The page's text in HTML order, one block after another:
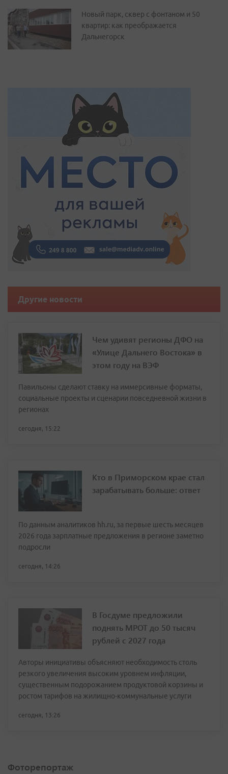
Новый парк, сквер с фонтаном и 50
квартир: как преображается
Дальнегорск
Другие новости
Чем удивят регионы ДФО на
«Улице Дальнего Востока» в
этом году на ВЭФ
Павильоны сделают ставку на иммерсивные форматы,
социальные проекты и сценарии повседневной жизни в
регионах
сегодня, 15:22
Кто в Приморском крае стал
зарабатывать больше: ответ
По данным аналитиков hh.ru, за первые шесть месяцев
2026 года зарплатные предложения в регионе заметно
подросли
сегодня, 14:26
В Госдуме предложили
поднять МРОТ до 50 тысяч
рублей с 2027 года
Авторы инициативы объясняют необходимость столь
резкого увеличения высоким уровнем инфляции,
существенным подорожанием продуктовой корзины и
ростом тарифов на жилищно-коммунальные услуги
сегодня, 13:26
Фоторепортаж